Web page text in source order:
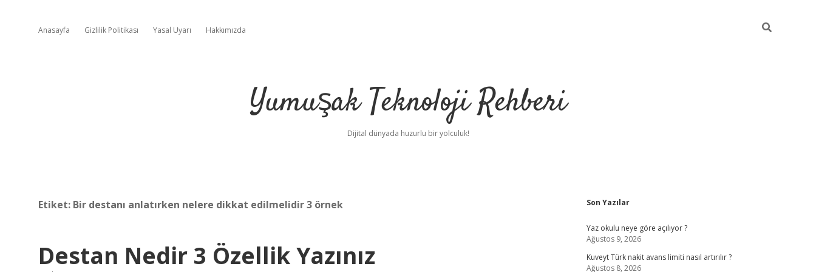
Anasayfa Gizlilik Politikası Yasal Uyarı Hakkımızda
Yumuşak Teknoloji Rehberi
Dijital dünyada huzurlu bir yolculuk!
Etiket: Bir destanı anlatırken nelere dikkat edilmelidir 3 örnek
Destan Nedir 3 Özellik Yazınız
Sidebar
Son Yazılar
Yaz okulu neye göre açılıyor ?
Ağustos 9, 2026
Kuveyt Türk nakit avans limiti nasıl artırılır ?
Ağustos 8, 2026